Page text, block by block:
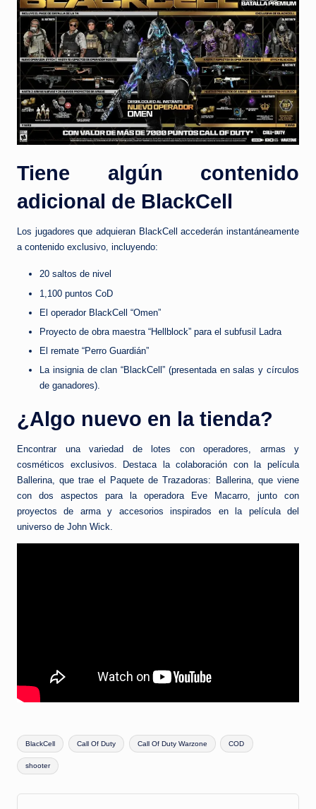
Tiene algún contenido
adicional de BlackCell
Los jugadores que adquieran BlackCell accederán instantáneamente
a contenido exclusivo, incluyendo:
20 saltos de nivel
1,100 puntos CoD
El operador BlackCell “Omen”
Proyecto de obra maestra “Hellblock” para el subfusil Ladra
El remate “Perro Guardián”
La insignia de clan “BlackCell” (presentada en salas y círculos
de ganadores).
¿Algo nuevo en la tienda?
Encontrar una variedad de lotes con operadores, armas y
cosméticos exclusivos. Destaca la colaboración con la película
Ballerina, que trae el Paquete de Trazadoras: Ballerina, que viene
con dos aspectos para la operadora Eve Macarro, junto con
proyectos de arma y accesorios inspirados en la película del
universo de John Wick.
Etiquetas:
BlackCell Call Of Duty Call Of Duty Warzone COD
shooter